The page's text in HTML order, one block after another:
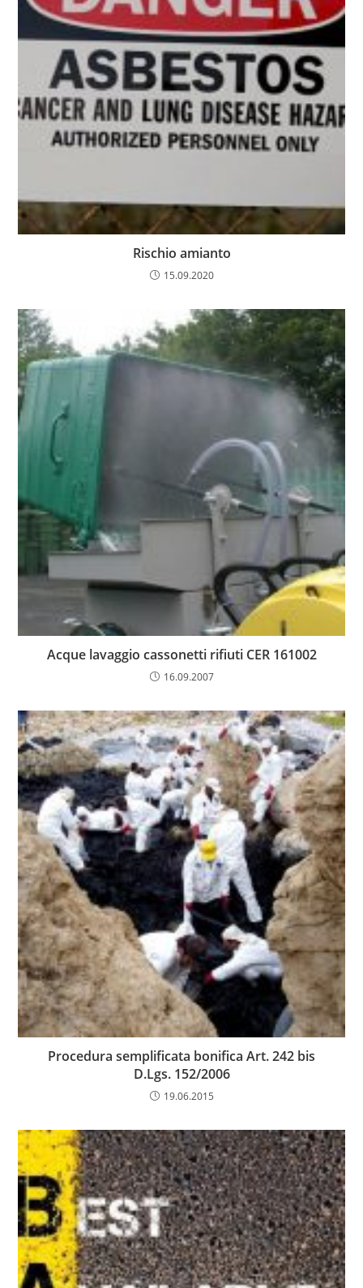
Rischio amianto
15.09.2020
Acque lavaggio cassonetti rifiuti CER 161002
16.09.2007
Procedura semplificata bonifica Art. 242 bis
D.Lgs. 152/2006
19.06.2015